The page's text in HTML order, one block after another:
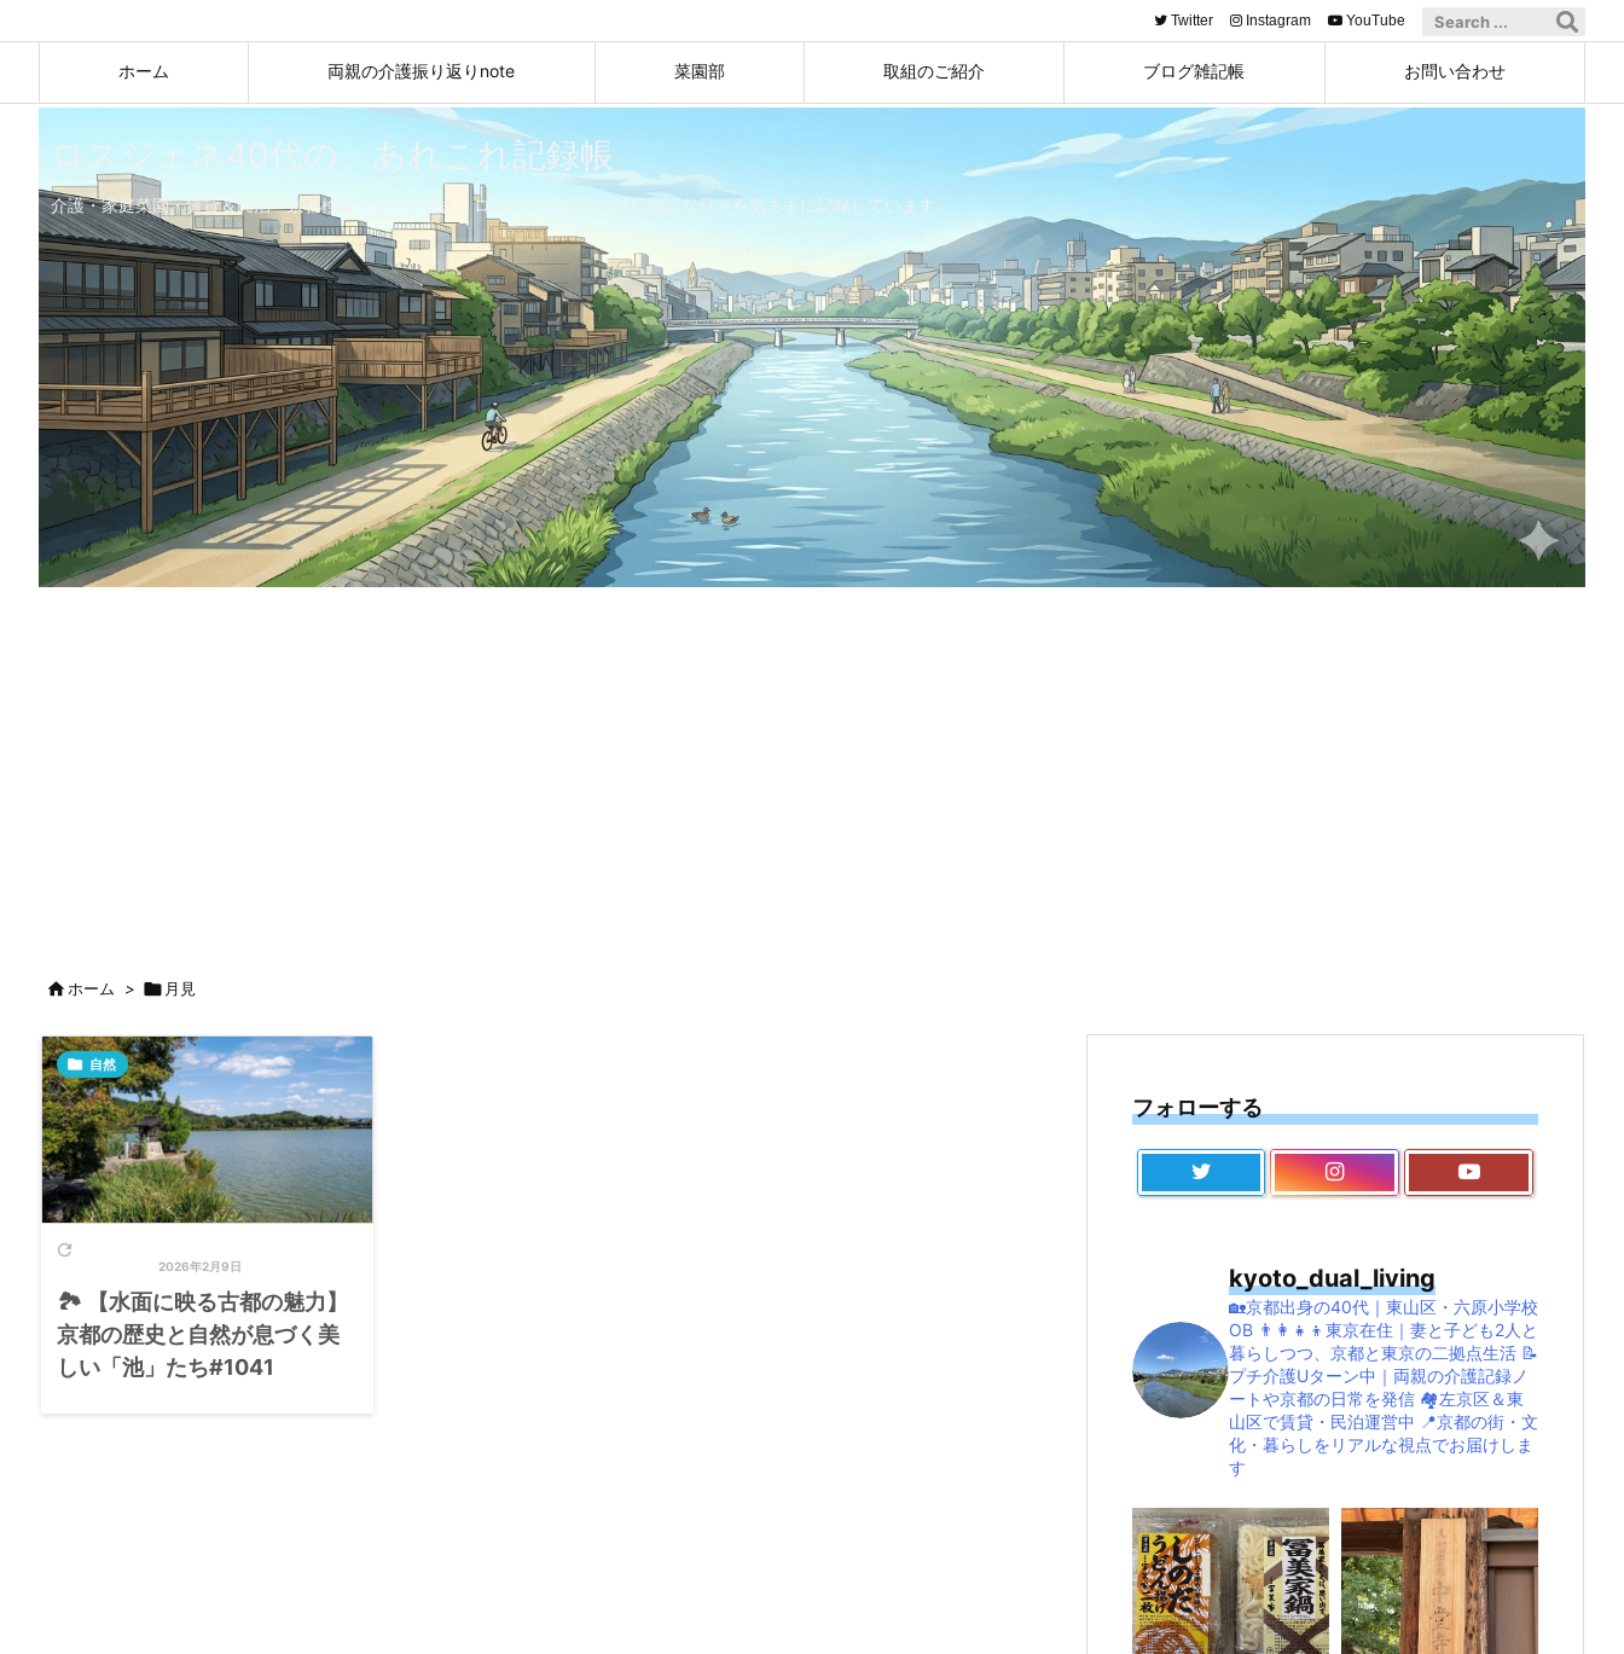
ホーム 両親の介護振り返りnote 菜園部 取組のご紹介 ブログ雑記帳 お問い合わせ
Twitter Instagram YouTube
ロスジェネ40代の、あれこれ記録帳
介護・家庭菜園・賃貸＆民泊・京都検定・プリン好き。ロスジェネ40代の試行錯誤な日々を気ままに記録しています。
ホーム >  月見

2026年2月9日
 自然
🏞️ 【水面に映る古都の魅力】
京都の歴史と自然が息づく美
しい「池」たち#1041
フォローする
kyoto_dual_living
🏡京都出身の40代｜東山区・六原小学校
OB 👨‍👩‍👧‍👦東京在住｜妻と子ども2人と
暮らしつつ、京都と東京の二拠点生活 📝
プチ介護Uターン中｜両親の介護記録ノ
ートや京都の日常を発信 🏘左京区＆東
山区で賃貸・民泊運営中 📍京都の街・文
化・暮らしをリアルな視点でお届けしま
す